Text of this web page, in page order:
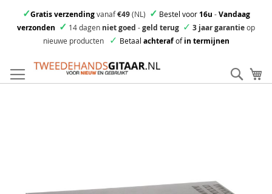
✓Gratis verzendingvanaf€49(NL) ✓ Bestel voor16u -Vandaag
verzonden ✓ 14 dagen niet goed -geld terug ✓ 3 jaar garantieop
nieuwe producten
✓ Betaal achterafofin termijnen
direct
door